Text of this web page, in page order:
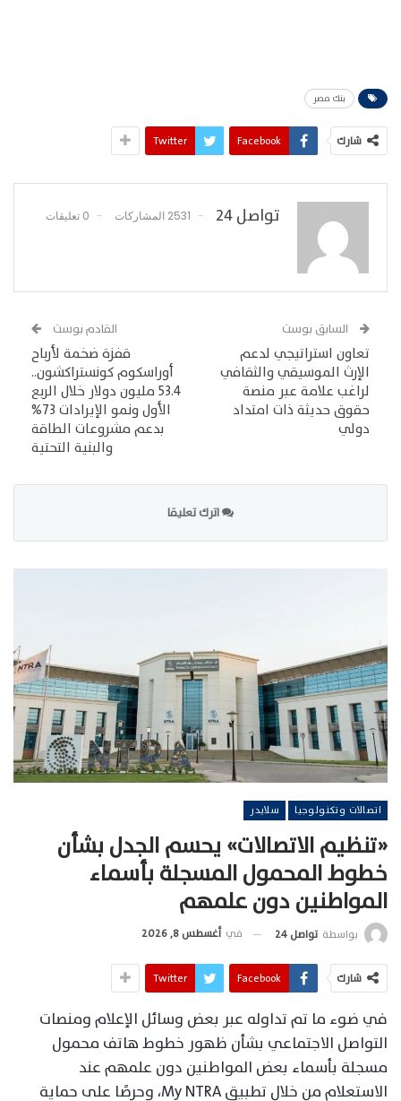
بنك مصر
شارك Facebook
Twitter
تواصل 24 2531 المشاركات 0 تعليقات
السابق بوست
تعاون استراتيجي لدعم
الإرث الموسيقي والثقافي
لراغب علامة عبر منصة
حقوق حديثة ذات امتداد
دولي
القادم بوست
قفزة ضخمة لأرباح
أوراسكوم كونستراكشون..
53.4 مليون دولار خلال الربع
الأول ونمو الإيرادات 73%
بدعم مشروعات الطاقة
والبنية التحتية
اترك تعليقا
اتصالات وتكنولوجيا سلايدر
«تنظيم الاتصالات» يحسم الجدل بشأن
خطوط المحمول المسجلة بأسماء
المواطنين دون علمهم
بواسطة تواصل 24 في أغسطس 8, 2026
شارك Facebook
Twitter
في ضوء ما تم تداوله عبر بعض وسائل الإعلام ومنصات
التواصل الاجتماعي بشأن ظهور خطوط هاتف محمول
مسجلة بأسماء بعض المواطنين دون علمهم عند
الاستعلام من خلال تطبيق My NTRA، وحرصًا على حماية